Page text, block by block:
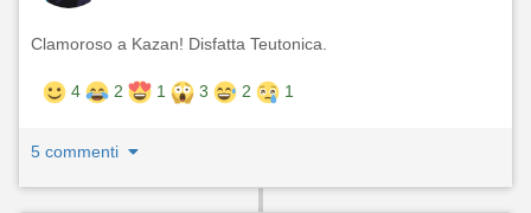
Clamoroso a Kazan! Disfatta Teutonica.
4 2 1 3 2 1
5 commenti